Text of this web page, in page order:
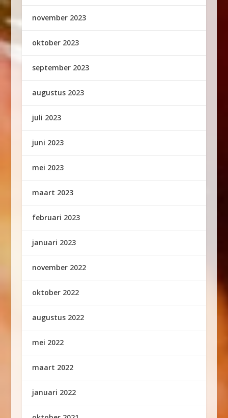
november 2023
oktober 2023
september 2023
augustus 2023
juli 2023
juni 2023
mei 2023
maart 2023
februari 2023
januari 2023
november 2022
oktober 2022
augustus 2022
mei 2022
maart 2022
januari 2022